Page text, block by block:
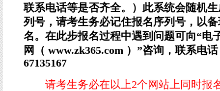
联系电话等是否齐全。）此系统会随机
列号，请考生务必记住报名序列号，以
名。在此步报名过程中遇到问题可向“电
网（ www.zk365.com ）”咨询，联系电话
67135167
请考生务必在以上2个网站上同时报